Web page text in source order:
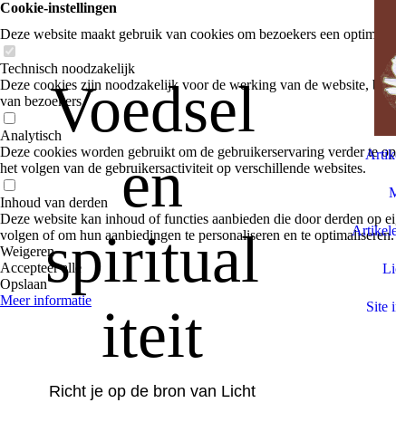
Voedsel
en
spiritual
iteit
Richt je op de bron van Licht
Site
Cookie-instellingen
Deze website maakt gebruik van cookies om bezoekers een
Technisch noodzakelijk
Deze cookies zijn noodzakelijk voor de werking van de website,
van bezoekers.
Analytisch
Deze cookies worden gebruikt om de gebruikerservaring verder te
het volgen van de gebruikersactiviteit op verschillende websites.
Inhoud van derden
Deze website kan inhoud of functies aanbieden die door derden op
volgen of om hun aanbiedingen te personaliseren en te optimaliseren.
Weigeren
Accepteer alle
Opslaan
Meer informatie